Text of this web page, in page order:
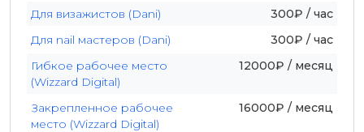
Для визажистов (Dani)
300₽ / час
Для nail мастеров (Dani)
300₽ / час
Гибкое рабочее место
(Wizzard Digital)
12000₽ / месяц
Закрепленное рабочее
место (Wizzard Digital)
16000₽ / месяц